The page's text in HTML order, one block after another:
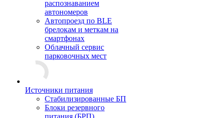
распознаванием
автономеров
Автопроезд по BLE
брелокам и меткам на
смартфонах
Облачный сервис
парковочных мест
Источники питания
Стабилизированные БП
Блоки резервного
питания (БРП)